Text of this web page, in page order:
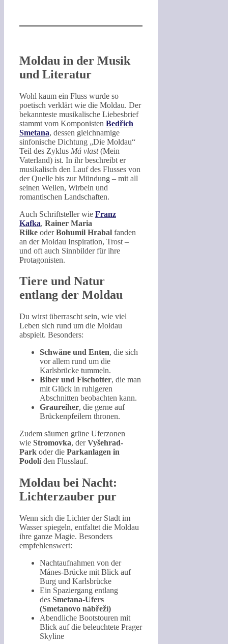
Moldau in der Musik
und Literatur
Wohl kaum ein Fluss wurde so
poetisch verklärt wie die Moldau. Der
bekannteste musikalische Liebesbrief
stammt vom Komponisten Bedřich
Smetana, dessen gleichnamige
sinfonische Dichtung „Die Moldau“
Teil des Zyklus Má vlast(Mein
Vaterland) ist. In ihr beschreibt er
musikalisch den Lauf des Flusses von
der Quelle bis zur Mündung – mit all
seinen Wellen, Wirbeln und
romantischen Landschaften.
Auch Schriftsteller wie Franz
Kafka, Rainer Maria
Rilke oderBohumil Hrabal fanden
an der Moldau Inspiration, Trost –
und oft auch Sinnbilder für ihre
Protagonisten.
Tiere und Natur
entlang der Moldau
Du wirst überrascht sein, wie viel
Leben sich rund um die Moldau
abspielt. Besonders:
Schwäne und Enten, die sich
vor allem rund um die
Karlsbrücke tummeln.
Biber und Fischotter, die man
mit Glück in ruhigeren
Abschnitten beobachten kann.
Graureiher, die gerne auf
Brückenpfeilern thronen.
Zudem säumen grüne Uferzonen
wie Stromovka, derVyšehrad-
Park oder die Parkanlagen in
Podolíden Flusslauf.
Moldau bei Nacht:
Lichterzauber pur
Wenn sich die Lichter der Stadt im
Wasser spiegeln, entfaltet die Moldau
ihre ganze Magie. Besonders
empfehlenswert:
Nachtaufnahmen von der
Mánes-Brücke mit Blick auf
Burg und Karlsbrücke
Ein Spaziergang entlang
des Smetana-Ufers
(Smetanovo nábřeží)
Abendliche Bootstouren mit
Blick auf die beleuchtete Prager
Skyline